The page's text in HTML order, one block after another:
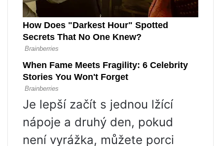
Je lepší začít s jednou lžící
nápoje a druhý den, pokud
není vyrážka, můžete porci